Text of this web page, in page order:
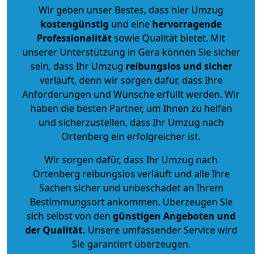
Wir geben unser Bestes, dass hier Umzug
kostengünstig und eine hervorragende
Professionalitätsowie Qualität bietet. Mit
unserer Unterstützung in Gera können Sie sicher
sein, dass Ihr Umzug reibungslos und sicher
verläuft, denn wir sorgen dafür, dass Ihre
Anforderungen und Wünsche erfüllt werden. Wir
haben die besten Partner, um Ihnen zu helfen
und sicherzustellen, dass Ihr Umzug nach
Ortenberg ein erfolgreicher ist.
Wir sorgen dafür, dass Ihr Umzug nach
Ortenberg reibungslos verläuft und alle Ihre
Sachen sicher und unbeschadet an Ihrem
Bestimmungsort ankommen. Überzeugen Sie
sich selbst von den günstigen Angeboten und
der Qualität. Unsere umfassender Service wird
Sie garantiert überzeugen.